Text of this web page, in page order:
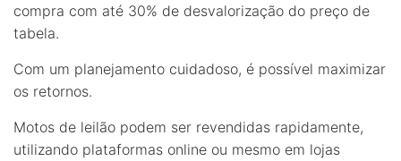
compra com até 30% de desvalorização do preço de
tabela.
Com um planejamento cuidadoso, é possível maximizar
os retornos.
Motos de leilão podem ser revendidas rapidamente,
utilizando plataformas online ou mesmo em lojas